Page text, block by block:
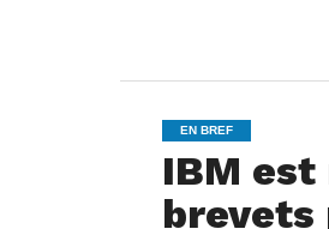
EN BREF
IBM est
brevets